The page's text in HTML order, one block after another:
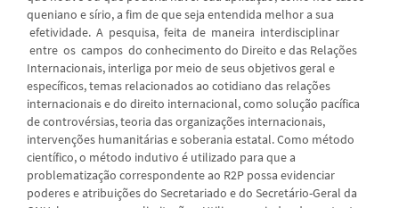
queniano e sírio, a fim de que seja entendida melhor a sua
efetividade. A pesquisa, feita de maneira interdisciplinar
entre os campos do conhecimento do Direito e das Relações
Internacionais, interliga por meio de seus objetivos geral e
específicos, temas relacionados ao cotidiano das relações
internacionais e do direito internacional, como solução pacífica
de controvérsias, teoria das organizações internacionais,
intervenções humanitárias e soberania estatal. Como método
científico, o método indutivo é utilizado para que a
problematização correspondente ao R2P possa evidenciar
poderes e atribuições do Secretariado e do Secretário-Geral da